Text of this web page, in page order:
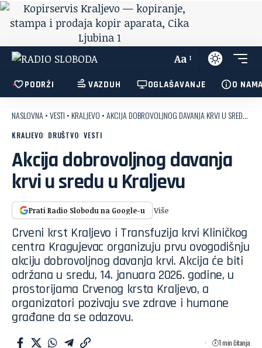
Aa
PODRŽI VAZDUH OGLAŠAVANJE O
NASLOVNA •VESTI •KRALJEVO •AKCIJA DOBROVOLJNOG DAVANJA KRVI U SREDU U KRALJEVU
KRALJEVO DRUŠTVO VESTI
Akcija dobrovoljnog davanja
krvi u sredu u Kraljevu
Prati Radio Slobodu na Google-u Više
Crveni krst Kraljevo i Transfuzija krvi Kliničkog
centra Kragujevac organizuju prvu ovogodišnju
akciju dobrovoljnog davanja krvi. Akcija će biti
održana u sredu, 14. januara 2026. godine, u
prostorijama Crvenog krsta Kraljevo, a
organizatori pozivaju sve zdrave i humane
građane da se odazovu.
1 min čitanja